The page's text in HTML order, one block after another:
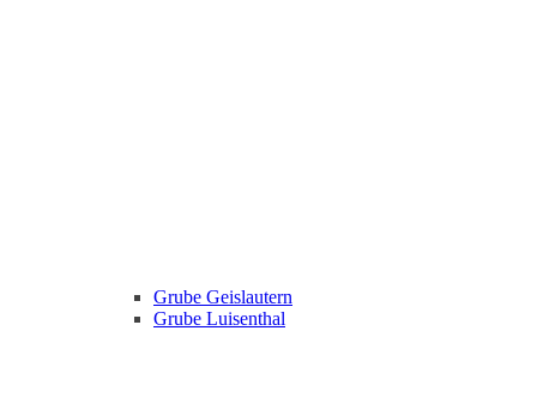
Grube Geislautern
Grube Luisenthal